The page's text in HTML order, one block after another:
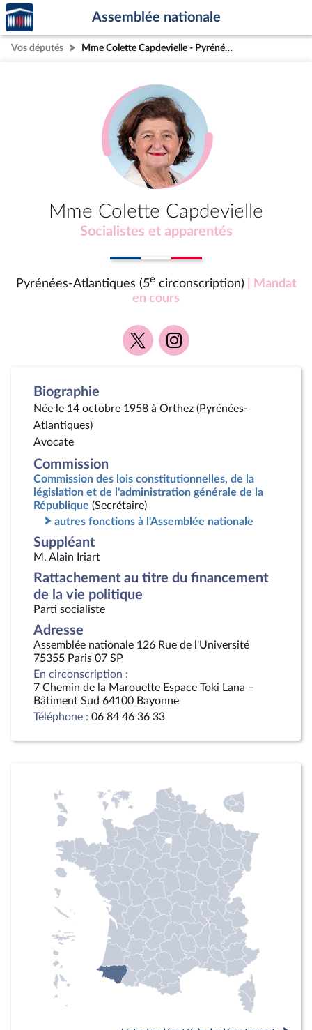
Aller au contenu
Aller en bas de la page
Accèder
à la
page
d'accueil
Assemblée nationale
Vos députés Mme Colette Capdevielle - Pyrénées-Atlantiques (5e circonscription)
Mme Colette Capdevielle
Socialistes et apparentés
Pyrénées-Atlantiques (5ecirconscription)
| Mandat
en cours
Voir
la
Voir
la
Biographie
Née le 14 octobre 1958 à Orthez (Pyrénées-
Atlantiques)
Avocate
Commission
Commission des lois constitutionnelles, de la
législation et de l'administration générale de la
République (Secrétaire)
autres fonctions à l'Assemblée nationale
Suppléant
M. Alain Iriart
Rattachement au titre du financement
de la vie politique
Parti socialiste
Adresse
Assemblée nationale 126 Rue de l'Université
75355 Paris 07 SP
En circonscription :
7 Chemin de la Marouette Espace Toki Lana –
Bâtiment Sud 64100 Bayonne
Téléphone : 06 84 46 36 33